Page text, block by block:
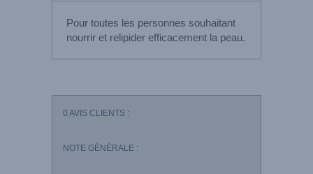
Pour toutes les personnes souhaitant
nourrir et relipider efficacement la peau.
0 AVIS CLIENTS :
NOTE GÉNÉRALE :